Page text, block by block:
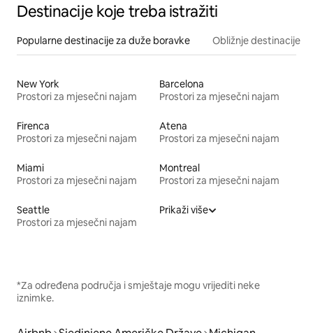
Destinacije koje treba istražiti
Popularne destinacije za duže boravke Obližnje destinacije
New York
Prostori za mjesečni najam
Barcelona
Prostori za mjesečni najam
Firenca
Prostori za mjesečni najam
Atena
Prostori za mjesečni najam
Miami
Prostori za mjesečni najam
Montreal
Prostori za mjesečni najam
Seattle
Prostori za mjesečni najam
Prikaži više
*Za određena područja i smještaje mogu vrijediti neke
iznimke.